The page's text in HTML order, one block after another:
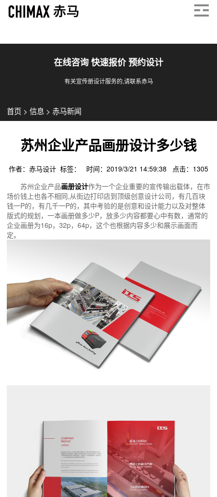
在线咨询 快速报价 预约设计
有关宣传册设计服务的,请联系赤马
首页 > 信息 > 赤马新闻
苏州企业产品画册设计多少钱
作者：赤马设计 标签： 时间：2019/3/21 14:59:38 点击： 1305
苏州企业产品画册设计作为一个企业重要的宣传输出载体，在市
场价钱上也各不相同,从街边打印店到顶级创意设计公司，有几百块
钱一P的，有几千一P的，其中考验的是创意和设计能力以及对整体
版式的规划，一本画册做多少P，放多少内容都要心中有数，通常的
企业画册为16p，32p，64p，这个也根据内容多少和展示画面而
定。